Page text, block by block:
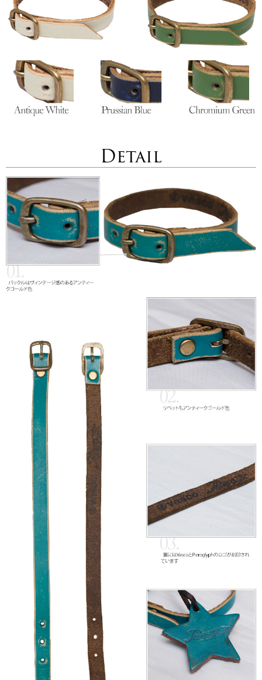
Detail